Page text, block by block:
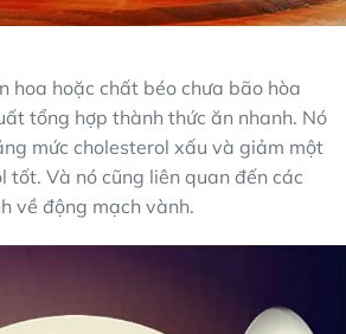
hoa hoặc chất béo chưa bão hòa
tổng hợp thành thức ăn nhanh. Nó
mức cholesterol xấu và giảm một
tốt. Và nó cũng liên quan đến các
về động mạch vành.